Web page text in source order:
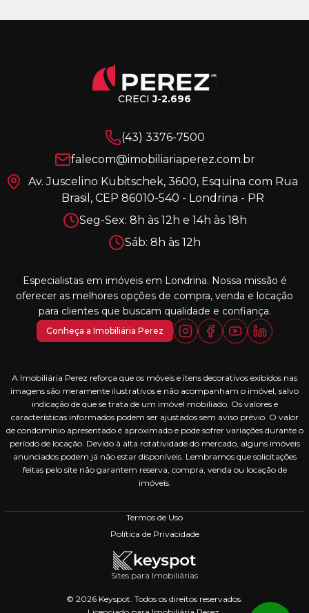
CRECIJ-2.696
(43) 3376-7500
falecom@imobiliariaperez.com.br
Av. Juscelino Kubitschek, 3600, Esquina com Rua
Brasil, CEP 86010-540 - Londrina - PR
Seg-Sex: 8h às 12h e 14h às 18h
Sáb: 8h às 12h
Especialistas em imóveis em Londrina. Nossa missão é
oferecer as melhores opções de compra, venda e locação
para clientes que buscam qualidade e confiança.
Conheça a Imobiliária Perez
A Imobiliária Perez reforça que os móveis e itens decorativos exibidos nas
imagens são meramente ilustrativos e não acompanham o imóvel, salvo
indicação de que se trata de um imóvel mobiliado. Os valores e
características informados podem ser ajustados sem aviso prévio. O valor
de condomínio apresentado é aproximado e pode sofrer variações durante o
período de locação. Devido à alta rotatividade do mercado, alguns imóveis
anunciados podem já não estar disponíveis. Lembramos que solicitações
feitas pelo site não garantem reserva, compra, venda ou locação de
imóveis.
Termos de Uso
Política de Privacidade
Sites para Imobiliárias
© 2026 Keyspot. Todos os direitos reservados.